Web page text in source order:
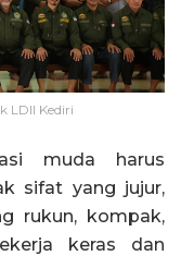
LDII Kediri
muda harus
sifat yang jujur,
rukun, kompak,
keras dan